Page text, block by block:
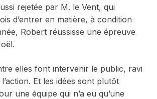
rejetée par M. le Vent, qui
d’entrer en matière, à condition
Robert réussisse une épreuve
elles font intervenir le public, ravi
Et les idées sont plutôt
une équipe qui n’a eu qu’une